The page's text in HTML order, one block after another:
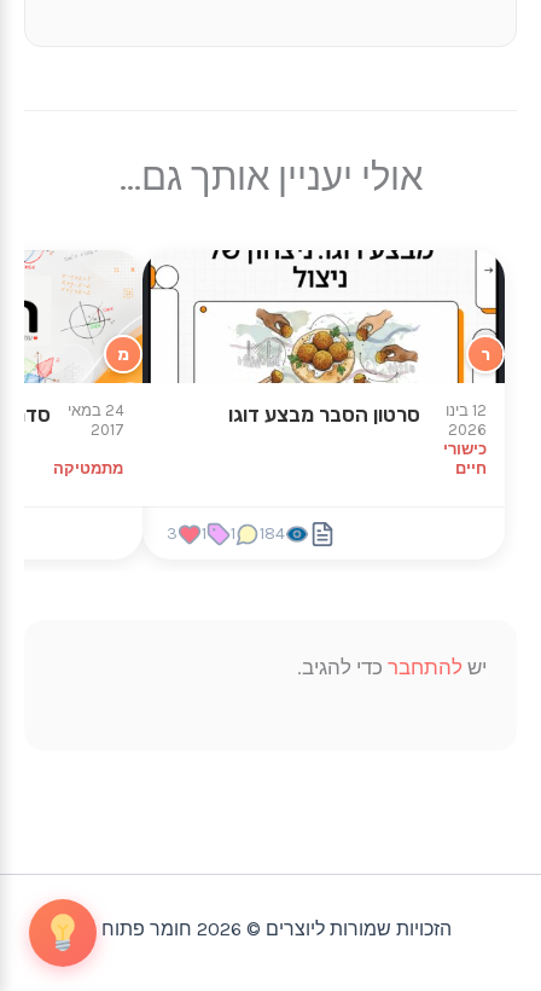
אולי יעניין אותך גם...
ר
12 בינו
2026
כישורי
חיים
סרטון הסבר מבצע דוגו
184
1
1
3
מ
24 במאי
2017
מתמטיקה
סדרה
יש להתחבר כדי להגיב.
הזכויות שמורות ליוצרים © 2026 חומר פתוח |